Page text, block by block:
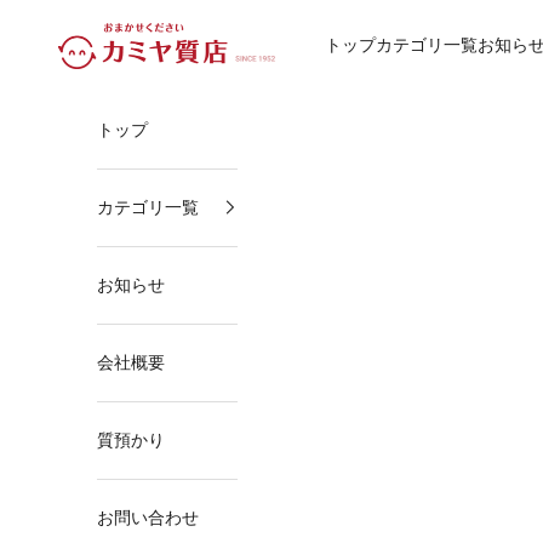
カミヤ質店
トップカテゴリ一覧お知ら
トップ
カテゴリ一覧
お知らせ
会社概要
質預かり
お問い合わせ